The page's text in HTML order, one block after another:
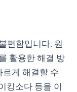
편함입니다. 원
활용한 해결 방
르게 해결할 수
킹소다 등을 이